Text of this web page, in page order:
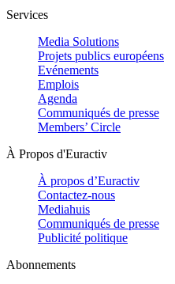
Services
Media Solutions
Projets publics européens
Evénements
Emplois
Agenda
Communiqués de presse
Members’ Circle
À Propos d'Euractiv
À propos d’Euractiv
Contactez-nous
Mediahuis
Communiqués de presse
Publicité politique
Abonnements